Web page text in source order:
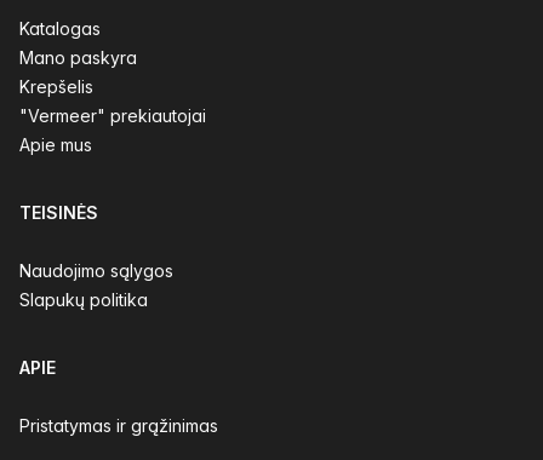
Katalogas
Mano paskyra
Krepšelis
"Vermeer" prekiautojai
Apie mus
TEISINĖS
Naudojimo sąlygos
Slapukų politika
APIE
Pristatymas ir grąžinimas